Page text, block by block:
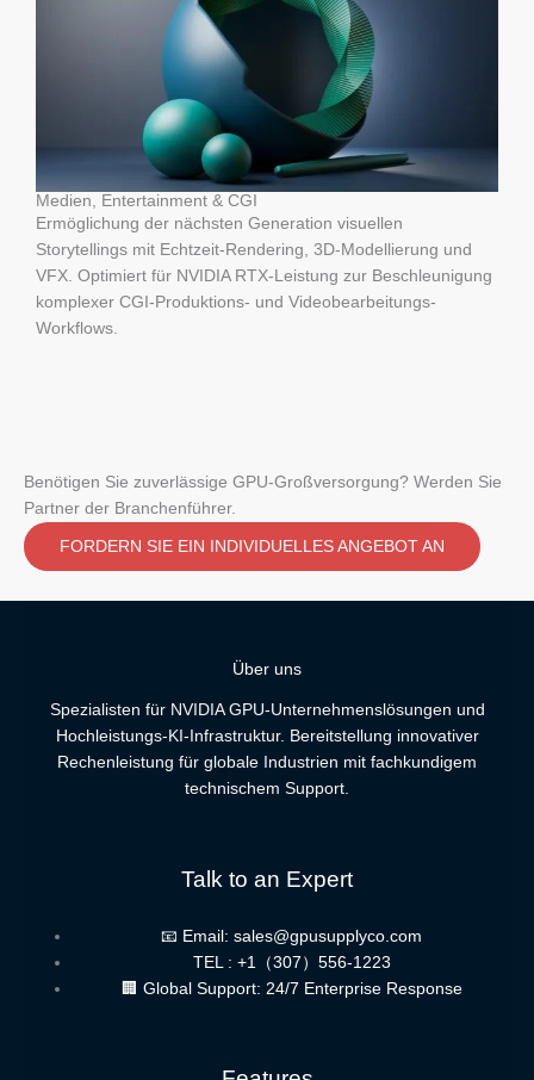
Medien, Entertainment & CGI
Ermöglichung der nächsten Generation visuellen
Storytellings mit Echtzeit-Rendering, 3D-Modellierung und
VFX. Optimiert für NVIDIA RTX-Leistung zur Beschleunigung
komplexer CGI-Produktions- und Videobearbeitungs-
Workflows.
Benötigen Sie zuverlässige GPU-Großversorgung? Werden Sie
Partner der Branchenführer.
FORDERN SIE EIN INDIVIDUELLES ANGEBOT AN
Über uns
Spezialisten für NVIDIA GPU-Unternehmenslösungen und
Hochleistungs-KI-Infrastruktur. Bereitstellung innovativer
Rechenleistung für globale Industrien mit fachkundigem
technischem Support.
Talk to an Expert
📧 Email: sales@gpusupplyco.com
TEL : +1（307）556-1223
🏢 Global Support: 24/7 Enterprise Response